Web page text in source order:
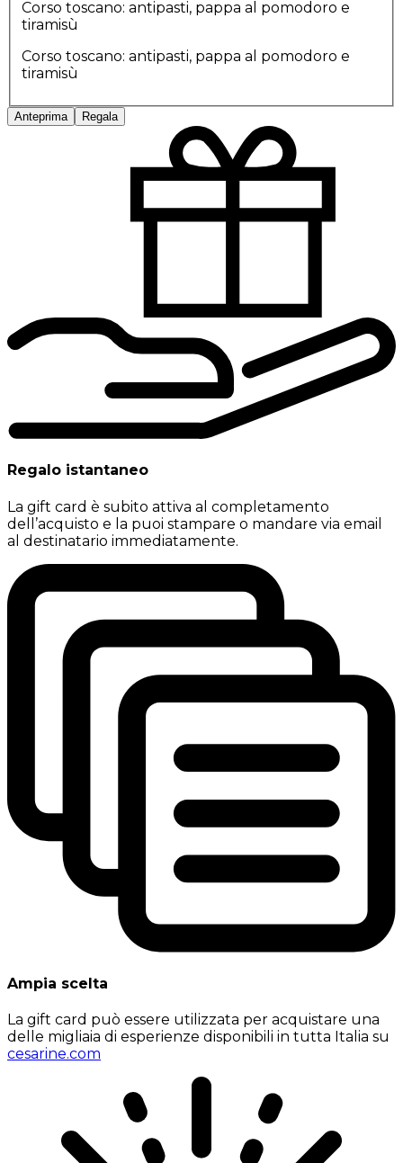
Corso toscano: antipasti, pappa al pomodoro e
tiramisù
Corso toscano: antipasti, pappa al pomodoro e
tiramisù
Anteprima Regala
Regalo istantaneo
La gift card è subito attiva al completamento
dell’acquisto e la puoi stampare o mandare via email
al destinatario immediatamente.
Ampia scelta
La gift card può essere utilizzata per acquistare una
delle migliaia di esperienze disponibili in tutta Italia su
cesarine.com